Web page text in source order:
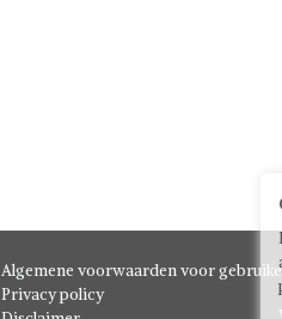
Algemene voorwaarden voor
Privacy policy